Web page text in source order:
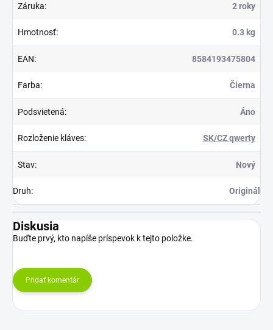
Záruka: 2 roky
Hmotnosť: 0.3 kg
EAN: 8584193475804
Farba: Čierna
Podsvietená: Áno
Rozloženie kláves: SK/CZ qwerty
Stav: Nový
Druh: Originál
Diskusia
Buďte prvý, kto napíše príspevok k tejto položke.
Pridať komentár